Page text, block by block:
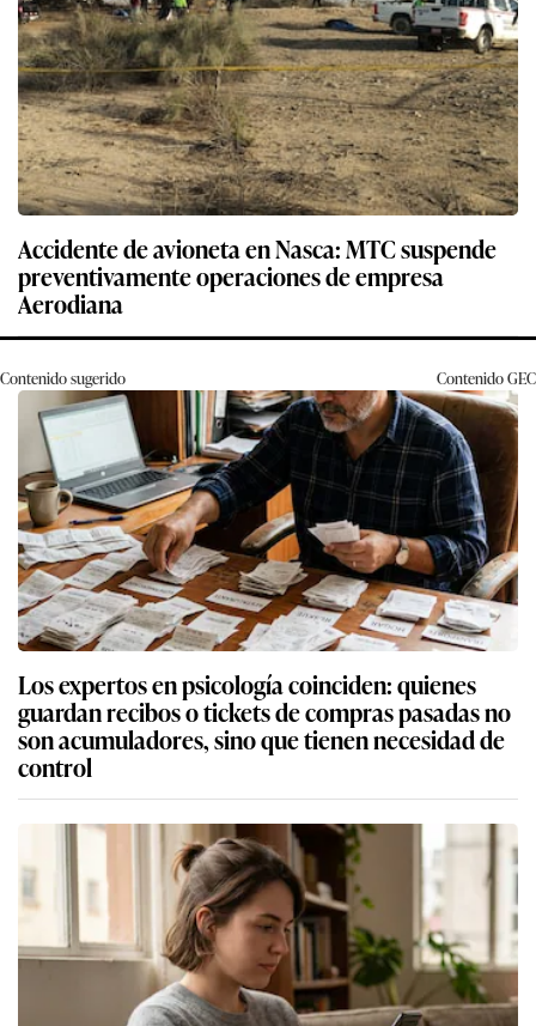
Accidente de avioneta en Nasca: MTC suspende
preventivamente operaciones de empresa
Aerodiana
Contenido sugerido ContenidoGEC
Los expertos en psicología coinciden: quienes
guardan recibos o tickets de compras pasadas no
son acumuladores, sino que tienen necesidad de
control